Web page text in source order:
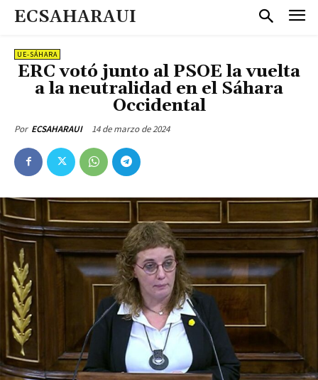
ECSAHARAUI
UE-SÁHARA
ERC votó junto al PSOE la vuelta
a la neutralidad en el Sáhara
Occidental
Por ECSAHARAUI 14 de marzo de 2024